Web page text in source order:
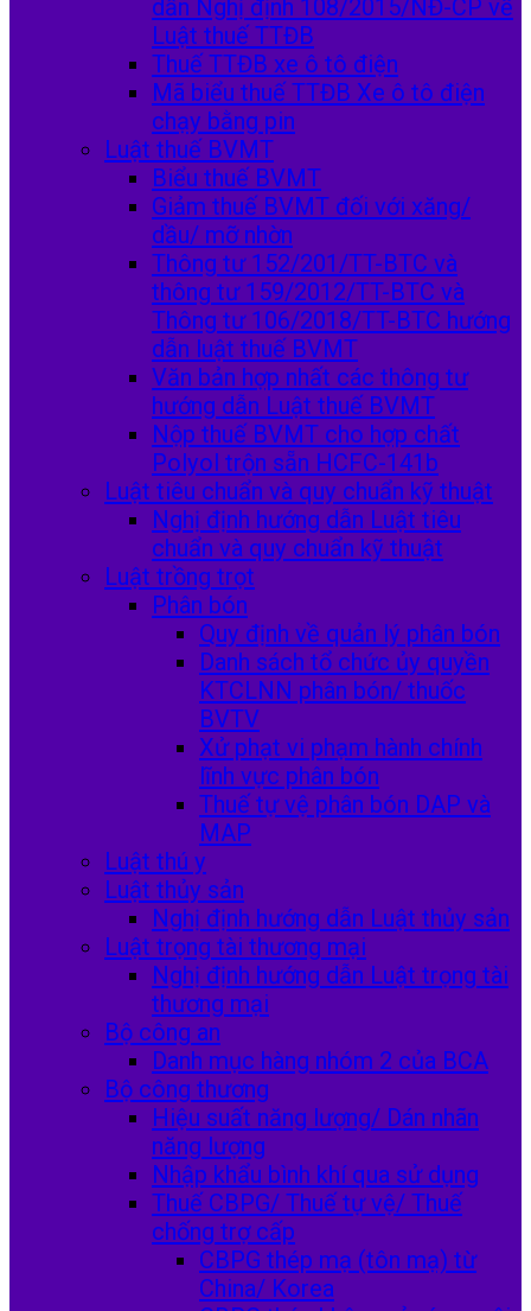
dẫn Nghị định 108/2015/NĐ-CP về
Luật thuế TTĐB
Thuế TTĐB xe ô tô điện
Mã biểu thuế TTĐB Xe ô tô điện
chạy bằng pin
Luật thuế BVMT
Biểu thuế BVMT
Giảm thuế BVMT đối với xăng/
dầu/ mỡ nhờn
Thông tư 152/201/TT-BTC và
thông tư 159/2012/TT-BTC và
Thông tư 106/2018/TT-BTC hướng
dẫn luật thuế BVMT
Văn bản hợp nhất các thông tư
hướng dẫn Luật thuế BVMT
Nộp thuế BVMT cho hợp chất
Polyol trộn sẵn HCFC-141b
Luật tiêu chuẩn và quy chuẩn kỹ thuật
Nghị định hướng dẫn Luật tiêu
chuẩn và quy chuẩn kỹ thuật
Luật trồng trọt
Phân bón
Quy định về quản lý phân bón
Danh sách tổ chức ủy quyền
KTCLNN phân bón/ thuốc
BVTV
Xử phạt vi phạm hành chính
lĩnh vực phân bón
Thuế tự vệ phân bón DAP và
MAP
Luật thú y
Luật thủy sản
Nghị định hướng dẫn Luật thủy sản
Luật trọng tài thương mại
Nghị định hướng dẫn Luật trọng tài
thương mại
Bộ công an
Danh mục hàng nhóm 2 của BCA
Bộ công thương
Hiệu suất năng lượng/ Dán nhãn
năng lượng
Nhập khẩu bình khí qua sử dụng
Thuế CBPG/ Thuế tự vệ/ Thuế
chống trợ cấp
CBPG thép mạ (tôn mạ) từ
China/ Korea